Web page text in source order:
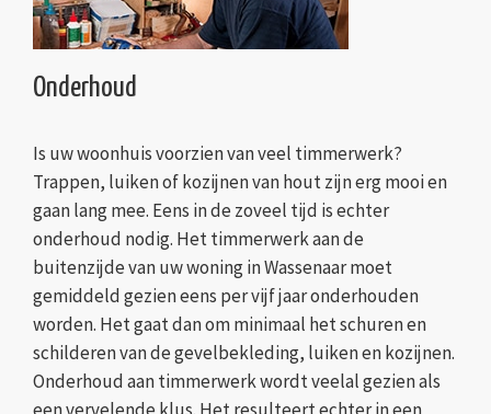
Onderhoud
Is uw woonhuis voorzien van veel timmerwerk?
Trappen, luiken of kozijnen van hout zijn erg mooi en
gaan lang mee. Eens in de zoveel tijd is echter
onderhoud nodig. Het timmerwerk aan de
buitenzijde van uw woning in Wassenaar moet
gemiddeld gezien eens per vijf jaar onderhouden
worden. Het gaat dan om minimaal het schuren en
schilderen van de gevelbekleding, luiken en kozijnen.
Onderhoud aan timmerwerk wordt veelal gezien als